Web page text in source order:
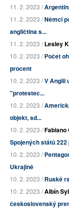
11. 2. 2023 /
11. 2. 2023 /Němci
angličtina s...
11. 2. 2023 /Lesley
10. 2. 2023 /Počet
procent
10. 2. 2023 /V Anglii
"protestec...
10. 2. 2023 /
objekt, sd...
10. 2. 2023 /Fabiano
Spojených států 222
10. 2. 2023 /
Ukrajině
10. 2. 2023 /Ruské
10. 2. 2023 /Albín
československý